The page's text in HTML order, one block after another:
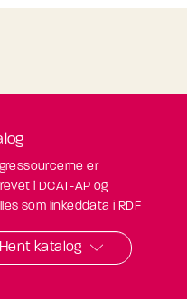
er
i DCAT-AP og
som linkeddata i RDF
Hent katalog